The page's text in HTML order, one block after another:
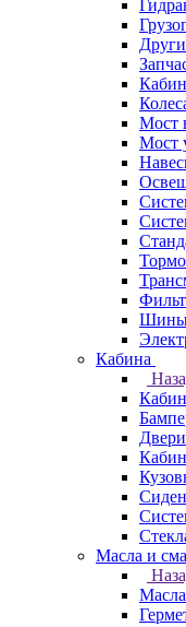
Мост
Мост
Кабина
Двери
Масла и